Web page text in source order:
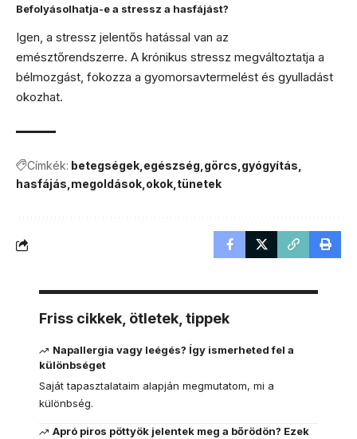
Befolyásolhatja-e a stressz a hasfájást?
Igen, a stressz jelentős hatással van az
emésztőrendszerre. A krónikus stressz megváltoztatja a
bélmozgást, fokozza a gyomorsavtermelést és gyulladást
okozhat.
Címkék: betegségek egészség görcs gyógyítás
hasfájás megoldások okok tünetek
Friss cikkek, ötletek, tippek
Napallergia vagy leégés? Így ismerheted fel a
különbséget
Saját tapasztalataim alapján megmutatom, mi a
különbség.
Apró piros pöttyök jelentek meg a bőrödön? Ezek